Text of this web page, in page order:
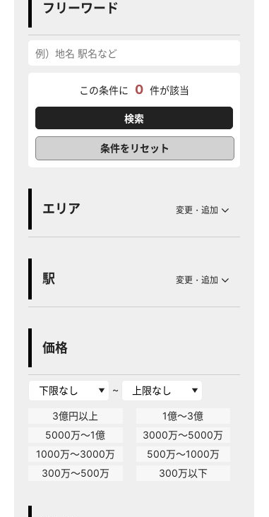
フリーワード
この条件に 0 件が該当
条件をリセット
エリア 変更・追加
駅 変更・追加
価格
~
3億円以上
1億～3億
5000万～1億
3000万～5000万
1000万～3000万
500万～1000万
300万～500万
300万以下